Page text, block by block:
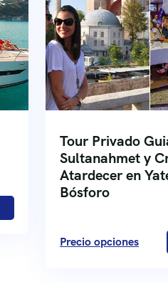
Tour Privado
Sultanahmet y
Atardecer en
Bósforo
Precio opciones